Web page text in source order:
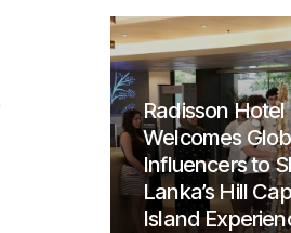
Radisson
Welcomes
Influencers to
Lanka’s Hill
Island